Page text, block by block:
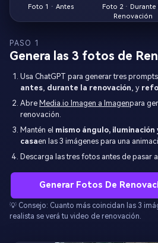
Foto 1 · Antes
Foto 2 · Durante
Renovación
PASO 1
Genera las 3 fotos de
Usa ChatGPT para generar tres
antes durante la renovación , y
Abre Media.io Imagen a Imagenpara
renovación.
Mantén el mismo ángulo,
casaen las 3 imágenes para una
Descarga las tres fotos antes de pasar
Generar Fotos De
💡 Consejo: Cuanto más coincidan las 3
realista se verá tu video de renovación.